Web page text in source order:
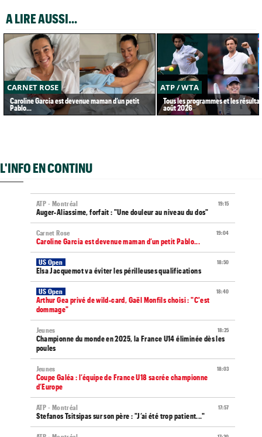
A LIRE AUSSI...
CARNET ROSE
Caroline Garcia est devenue maman d’un petit
Pablo...
ATP / WTA
Tous les programmes et les
août 2026
L'INFO EN CONTINU
19:15
ATP - Montréal
Auger-Aliassime, forfait : "Une douleur au niveau du dos"
19:04
Carnet Rose
Caroline Garcia est devenue maman d’un petit Pablo...
18:50
US Open
Elsa Jacquemot va éviter les périlleuses qualifications
18:40
US Open
Arthur Gea privé de wild-card, Gaël Monfils choisi : "C'est
dommage"
18:25
Jeunes
Championne du monde en 2025, la France U14 éliminée dès les
poules
18:03
Jeunes
Coupe Galéa : l’équipe de France U18 sacrée championne
d’Europe
17:57
ATP - Montréal
Stefanos Tsitsipas sur son père : "J’ai été trop patient..."